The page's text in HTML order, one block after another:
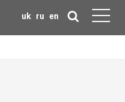
uk ru en